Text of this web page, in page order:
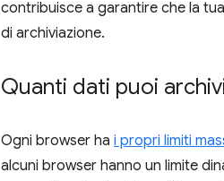
contribuisce a garantire che la
di archiviazione.
Quanti dati puoi
Ogni browser ha i propri limiti
alcuni browser hanno un limite